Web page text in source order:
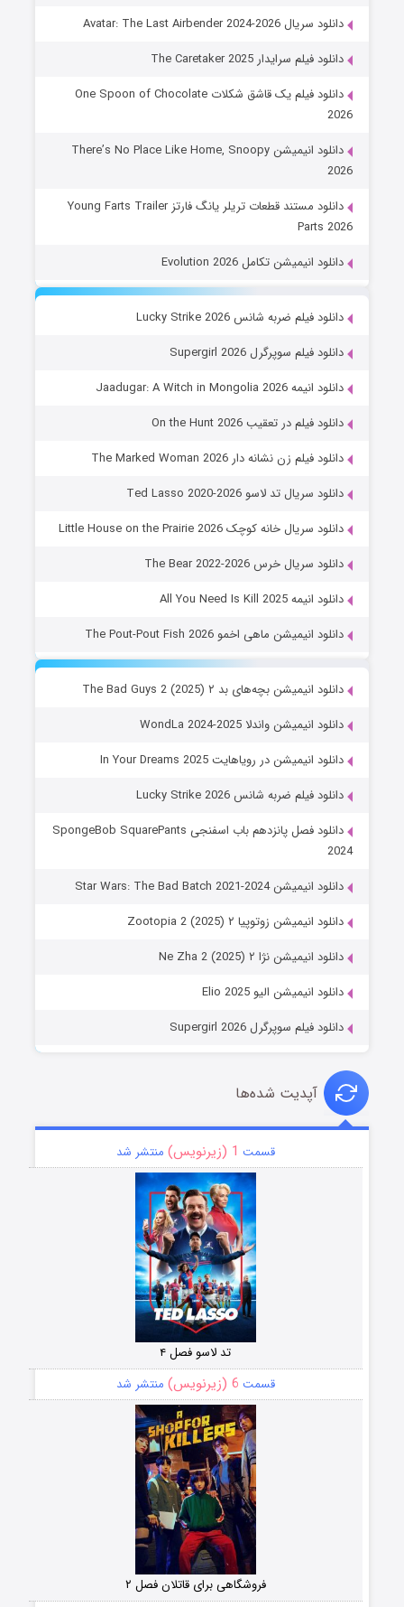
دانلود سریال Avatar: The Last Airbender 2024-2026
دانلود فیلم سرایدار The Caretaker 2025
دانلود فیلم یک قاشق شکلات One Spoon of Chocolate
2026
دانلود انیمیشن There’s No Place Like Home, Snoopy
2026
دانلود مستند قطعات تریلر یانگ فارتز Young Farts Trailer
Parts 2026
دانلود انیمیشن تکامل Evolution 2026
دانلود فیلم ضربه شانس Lucky Strike 2026
دانلود فیلم سوپرگرل Supergirl 2026
دانلود انیمه Jaadugar: A Witch in Mongolia 2026
دانلود فیلم در تعقیب On the Hunt 2026
دانلود فیلم زن نشانه دار The Marked Woman 2026
دانلود سریال تد لاسو Ted Lasso 2020-2026
دانلود سریال خانه کوچک Little House on the Prairie 2026
دانلود سریال خرس The Bear 2022-2026
دانلود انیمه All You Need Is Kill 2025
دانلود انیمیشن ماهی اخمو The Pout-Pout Fish 2026
دانلود انیمیشن بچه‌های بد ۲ The Bad Guys 2 (2025)
دانلود انیمیشن واندلا WondLa 2024-2025
دانلود انیمیشن در رویاهایت In Your Dreams 2025
دانلود فیلم ضربه شانس Lucky Strike 2026
دانلود فصل پانزدهم باب اسفنجی SpongeBob SquarePants
2024
دانلود انیمیشن Star Wars: The Bad Batch 2021-2024
دانلود انیمیشن زوتوپیا ۲ Zootopia 2 (2025)
دانلود انیمیشن نژا ۲ Ne Zha 2 (2025)
دانلود انیمیشن الیو Elio 2025
دانلود فیلم سوپرگرل Supergirl 2026
آپدیت شده‌ها
قسمت 1 (زیرنویس) منتشر شد
تد لاسو فصل ۴
قسمت 6 (زیرنویس) منتشر شد
فروشگاهی برای قاتلان فصل ۲